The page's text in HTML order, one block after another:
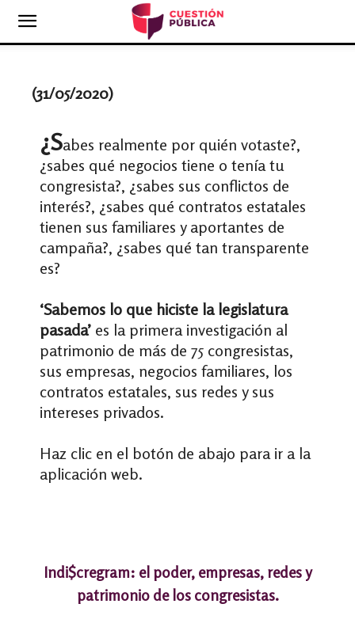
(31/05/2020)
¿Sabes realmente por quién votaste?,
¿sabes qué negocios tiene o tenía tu
congresista?, ¿sabes sus conflictos de
interés?, ¿sabes qué contratos estatales
tienen sus familiares y aportantes de
campaña?, ¿sabes qué tan transparente
es?
‘Sabemos lo que hiciste la legislatura
pasada’ es la primera investigación al
patrimonio de más de 75 congresistas,
sus empresas, negocios familiares, los
contratos estatales, sus redes y sus
intereses privados.
Haz clic en el botón de abajo para ir a la
aplicación web.
Indi$cregram: el poder, empresas, redes y
patrimonio de los congresistas.